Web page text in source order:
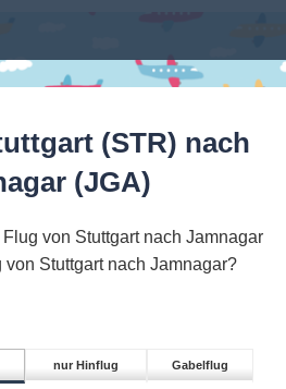
(STR) nach
(JGA)
von Stuttgart nach Jamnagar
Stuttgart nach Jamnagar?
nur Hinflug Gabelflug